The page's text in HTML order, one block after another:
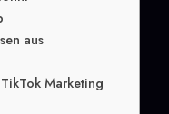
aus
Marketing